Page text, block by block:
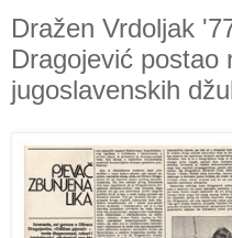
Dražen Vrdoljak
Dragojević postao
jugoslavenskih